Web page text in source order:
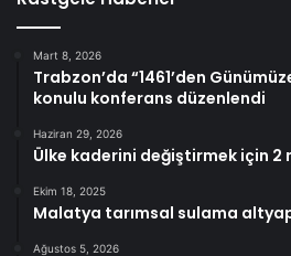
Mart 8, 2026
Trabzon’da “1461’den
konulu konferans düzenlendi
Haziran 29, 2026
Ülke kaderini değiştirmek için
Ekim 18, 2025
Malatya tarımsal sulama
Ağustos 5, 2026